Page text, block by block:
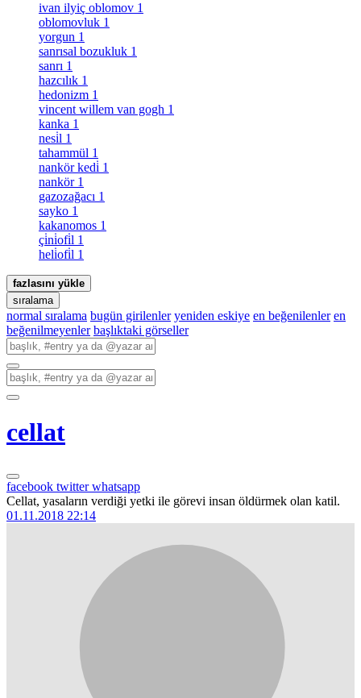
ivan ilyiç oblomov 1
oblomovluk 1
yorgun 1
sanrısal bozukluk 1
sanrı 1
hazcılık 1
hedonizm 1
vincent willem van gogh 1
kanka 1
nesi̇l 1
tahammül 1
nankör kedi̇ 1
nankör 1
gazozağacı 1
sayko 1
kakanomos 1
çi̇ni̇ofi̇l 1
heli̇ofi̇l 1
fazlasını yükle
sıralama
normal sıralama bugün girilenler yeniden eskiye en beğenilenler en
beğenilmeyenler başlıktaki görseller
cellat
facebook twitterwhatsapp
Cellat, yasaların verdiği yetki ile görevi insan öldürmek olan katil.
01.11.2018 22:14